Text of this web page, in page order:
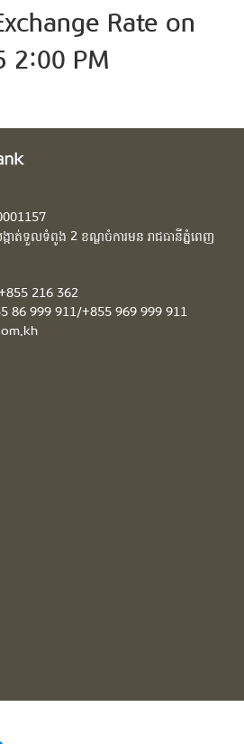
Rate on
2:00 PM
កាត់ទួលទំពូង 2 ខណ្ឌចំការមន រាជធានីភ្នំពេញ
216 362
86 999 911/+855 969 999 911